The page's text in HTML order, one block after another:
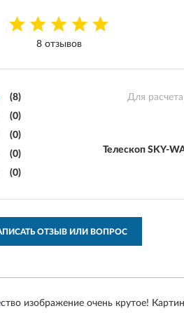
8 отзывов
(8)
(0)
(0)
(0)
(0)
Для
Телескоп SKY-
ОТЗЫВ ИЛИ ВОПРОС
изображение очень крутое!